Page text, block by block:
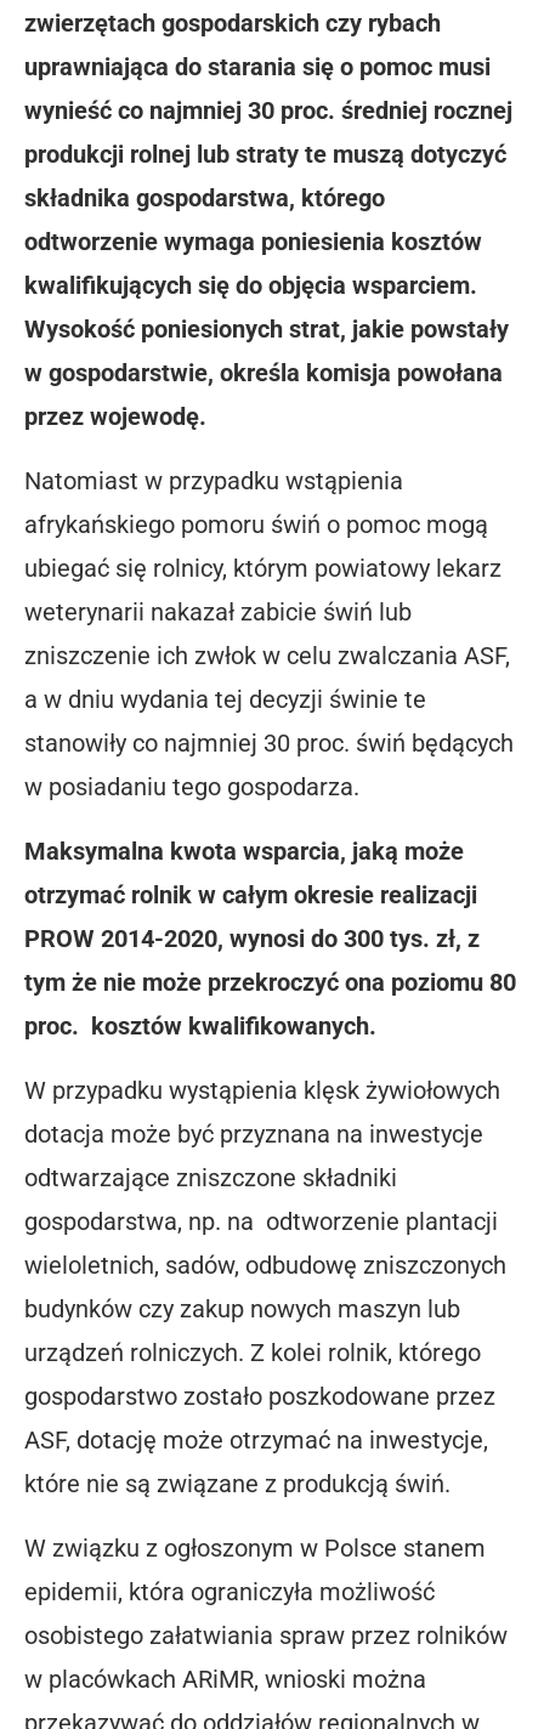
zwierzętach gospodarskich czy rybach
uprawniająca do starania się o pomoc musi
wynieść co najmniej 30 proc. średniej rocznej
produkcji rolnej lub straty te muszą dotyczyć
składnika gospodarstwa, którego
odtworzenie wymaga poniesienia kosztów
kwalifikujących się do objęcia wsparciem.
Wysokość poniesionych strat, jakie powstały
w gospodarstwie, określa komisja powołana
przez wojewodę.
Natomiast w przypadku wstąpienia
afrykańskiego pomoru świń o pomoc mogą
ubiegać się rolnicy, którym powiatowy lekarz
weterynarii nakazał zabicie świń lub
zniszczenie ich zwłok w celu zwalczania ASF,
a w dniu wydania tej decyzji świnie te
stanowiły co najmniej 30 proc. świń będących
w posiadaniu tego gospodarza.
Maksymalna kwota wsparcia, jaką może
otrzymać rolnik w całym okresie realizacji
PROW 2014-2020, wynosi do 300 tys. zł, z
tym że nie może przekroczyć ona poziomu 80
proc. kosztów kwalifikowanych.
W przypadku wystąpienia klęsk żywiołowych
dotacja może być przyznana na inwestycje
odtwarzające zniszczone składniki
gospodarstwa, np. na odtworzenie plantacji
wieloletnich, sadów, odbudowę zniszczonych
budynków czy zakup nowych maszyn lub
urządzeń rolniczych. Z kolei rolnik, którego
gospodarstwo zostało poszkodowane przez
ASF, dotację może otrzymać na inwestycje,
które nie są związane z produkcją świń.
W związku z ogłoszonym w Polsce stanem
epidemii, która ograniczyła możliwość
osobistego załatwiania spraw przez rolników
w placówkach ARiMR, wnioski można
przekazywać do oddziałów regionalnych w